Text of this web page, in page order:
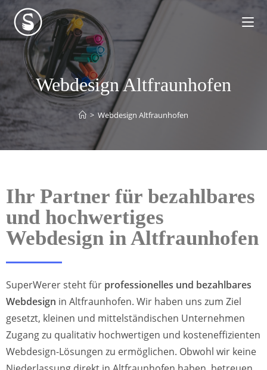
Webdesign Altfraunhofen
> Webdesign Altfraunhofen
Ihr Partner für bezahlbares
und hochwertiges
Webdesign in Altfraunhofen
SuperWerer steht für professionelles und bezahlbares
Webdesign in Altfraunhofen. Wir haben uns zum Ziel
gesetzt, kleinen und mittelständischen Unternehmen
Zugang zu qualitativ hochwertigen und kosteneffizienten
Webdesign-Lösungen zu ermöglichen. Obwohl wir keine